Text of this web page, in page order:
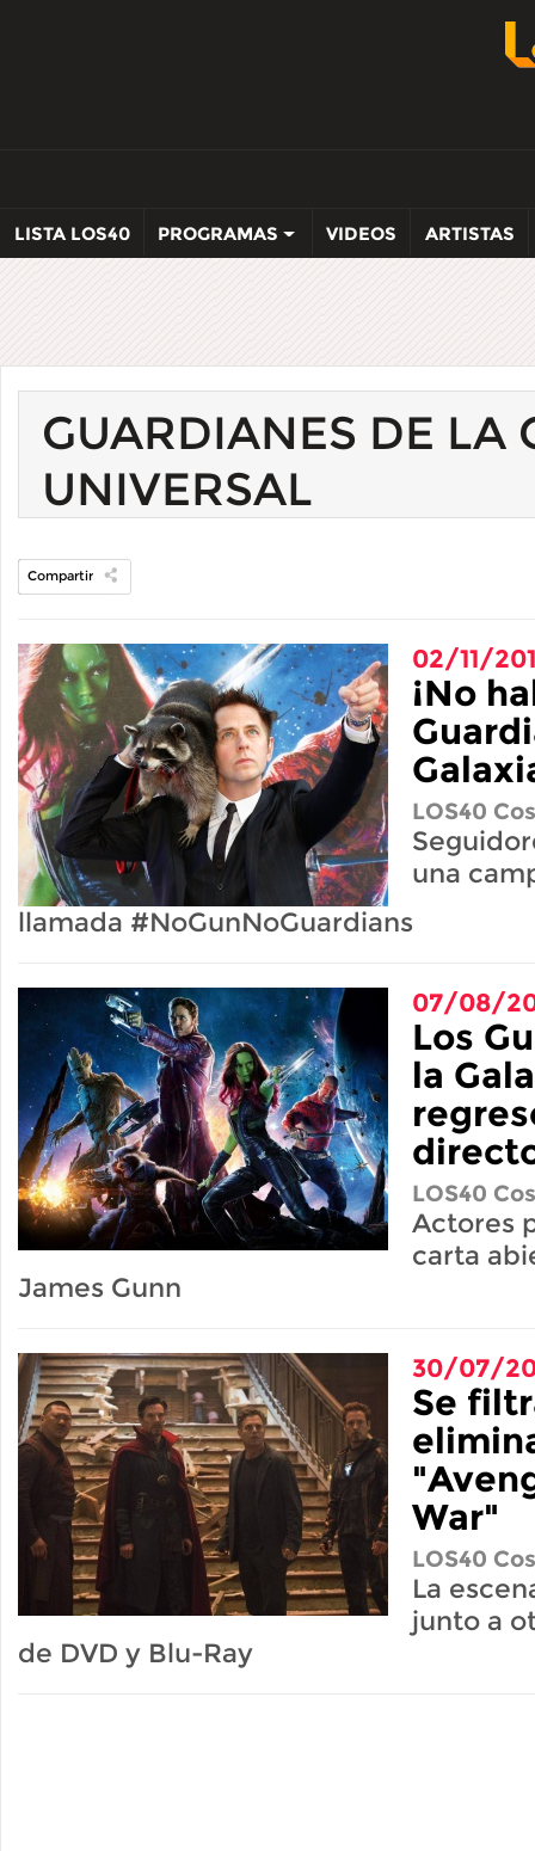
LISTA LOS40 PROGRAMAS VIDEOS ARTISTAS
GUARDIANES DE LA
UNIVERSAL
Compartir
02/11/
¡No
LOS40
una
llamada #NoGunNoGuardians
07/08/
Los
la
LOS40
Actores
carta
James Gunn
30/07/
Se
War"
LOS40
La
junto a
de DVD y Blu-Ray